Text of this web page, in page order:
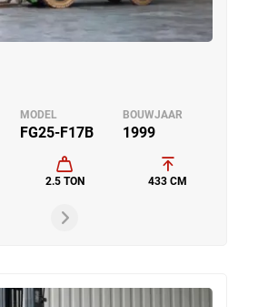
MODEL
FG25-F17B
BOUWJAAR
1999
2.5 TON 433 CM